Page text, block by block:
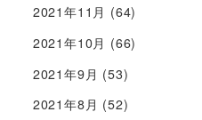
2021年11月 (64)
2021年10月 (66)
2021年9月 (53)
2021年8月 (52)